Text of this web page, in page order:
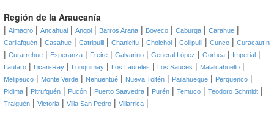
Región de la Araucanía
| Almagro | Ancahual | Angol | Barros Arana | Boyeco | Caburga | Carahue |
Carilafquén | Casahue | Catripulli | Chanlelfu | Cholchol | Collipulli | Cunco | Curacautín
| Curarrehue | Esperanza | Freire | Galvarino | General López | Gorbea | Imperial |
Lautaro | Lican-Ray | Lonquimay | Los Laureles | Los Sauces | Malalcahuello |
Melipeuco | Monte Verde | Nehuentué | Nueva Toltén | Pailahueque | Perquenco |
Pidima | Pitrufquén | Pucón | Puerto Saavedra | Purén | Temuco | Teodoro Schmidt |
Traiguén | Victoria | Villa San Pedro | Villarrica |